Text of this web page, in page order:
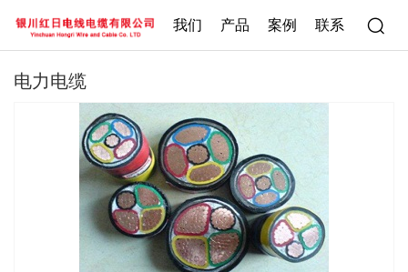
我们 产品 案例 联系
电力电缆